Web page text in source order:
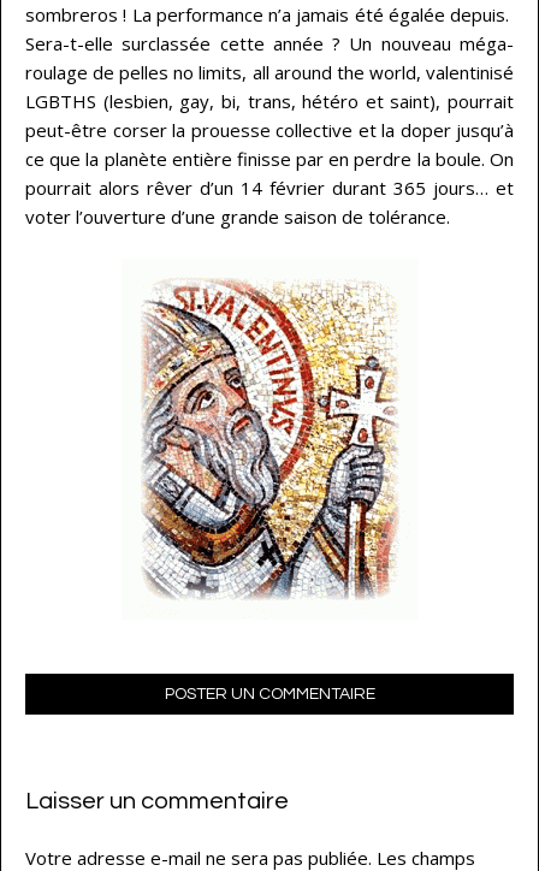
sombreros ! La performance n’a jamais été égalée depuis.
Sera-t-elle surclassée cette année ? Un nouveau méga-
roulage de pelles no limits, all around the world, valentinisé
LGBTHS (lesbien, gay, bi, trans, hétéro et saint), pourrait
peut-être corser la prouesse collective et la doper jusqu’à
ce que la planète entière finisse par en perdre la boule. On
pourrait alors rêver d’un 14 février durant 365 jours… et
voter l’ouverture d’une grande saison de tolérance.
POSTER UN COMMENTAIRE
Laisser un commentaire
Votre adresse e-mail ne sera pas publiée. Les champs